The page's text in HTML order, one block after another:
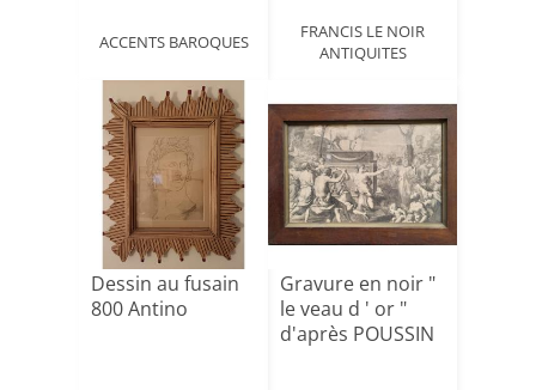
ACCENTS BAROQUES
FRANCIS LE NOIR
ANTIQUITES
Dessin au fusain
800 Antino
Gravure en noir "
le veau d ' or "
d'après POUSSIN